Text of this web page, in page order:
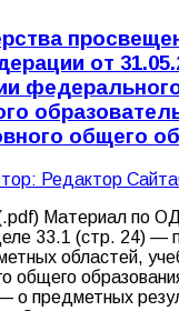
от
общего
Редактор Сайта
Материал по
33.1 (стр. 24) —
областей,
общего
о предметных